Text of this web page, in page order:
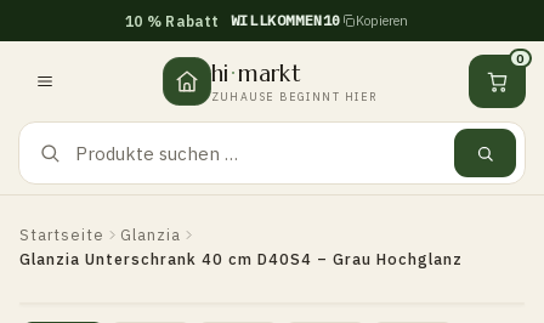
springen
10 % Rabatt WILLKOMMEN10 Kopieren
hi·markt
ZUHAUSE BEGINNT HIER
0
Startseite
Glanzia
Glanzia Unterschrank 40 cm D40S4 – Grau Hochglanz